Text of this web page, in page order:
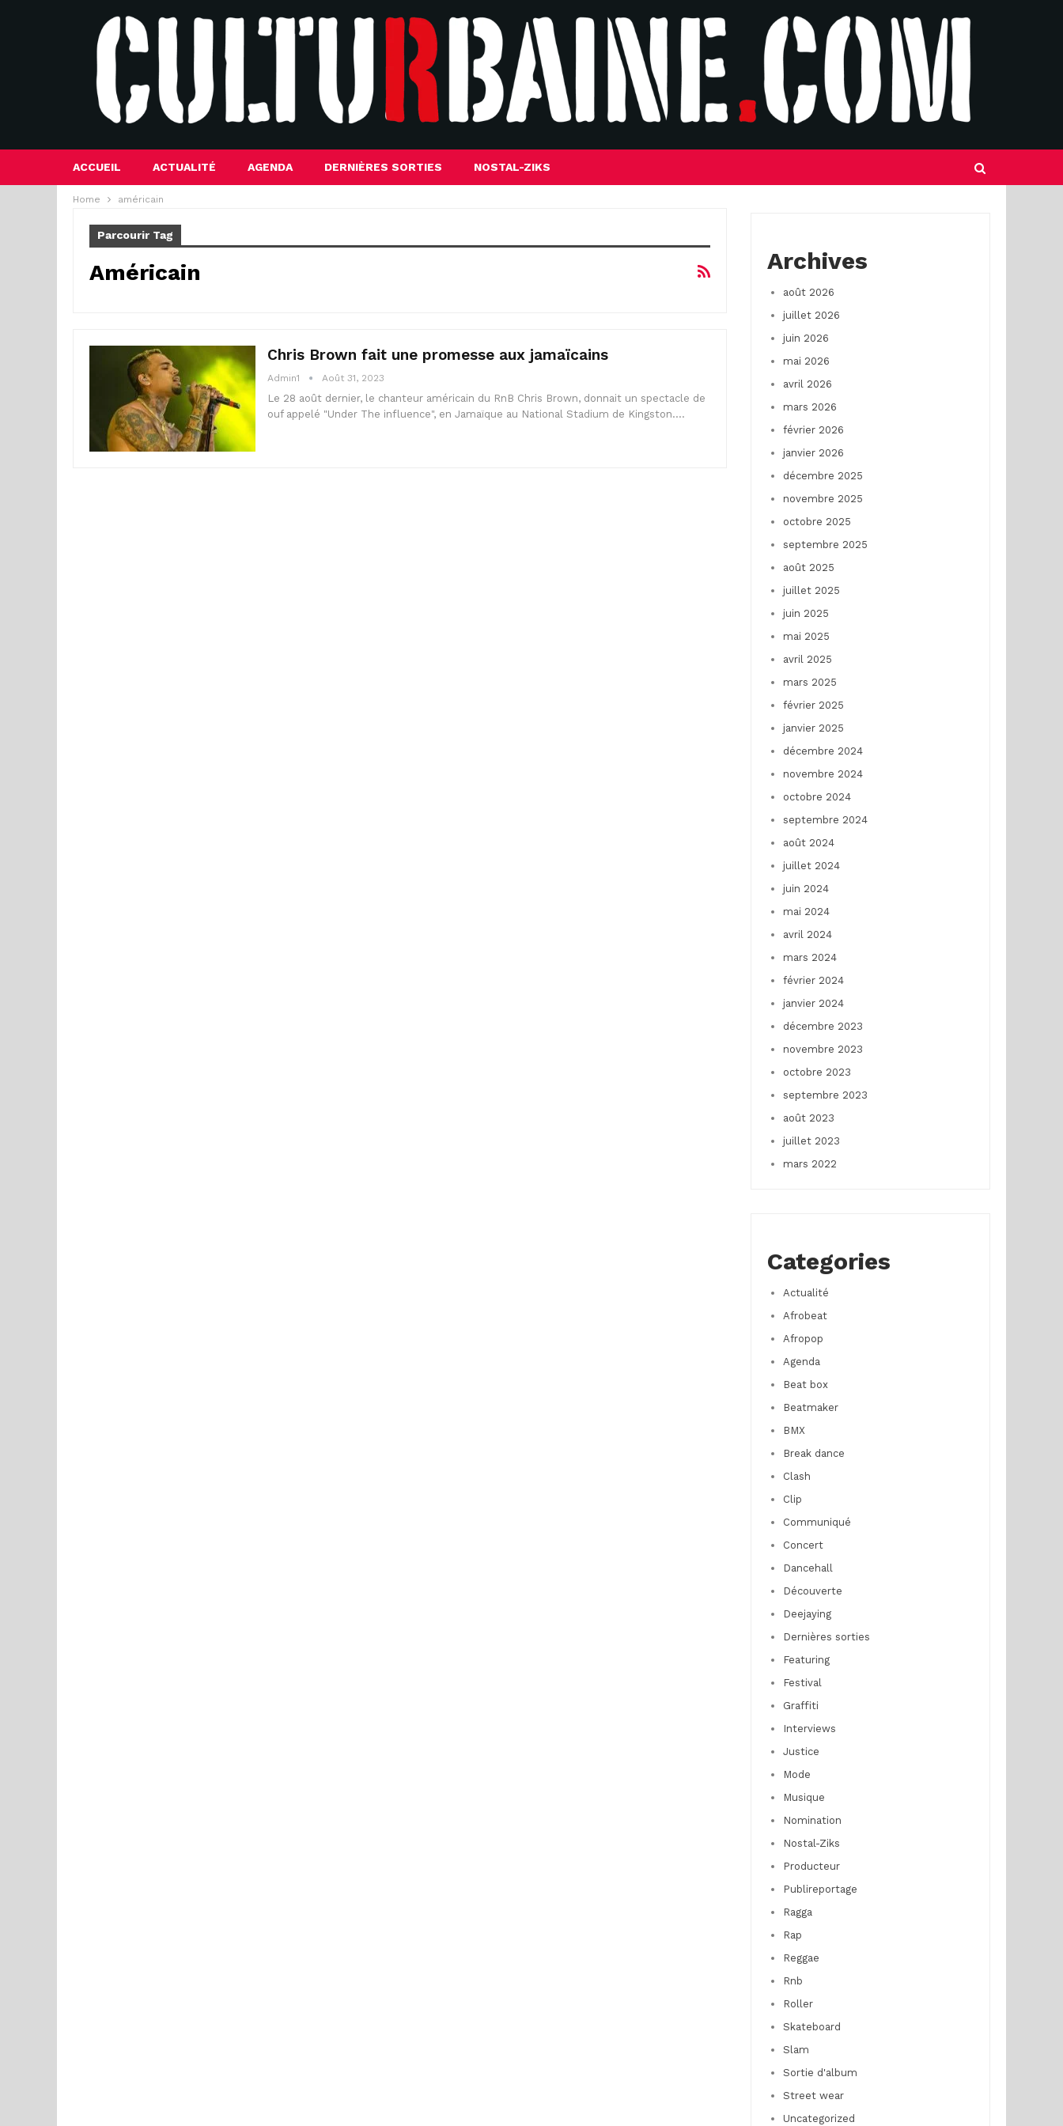
ACCUEIL ACTUALITÉ AGENDA DERNIÈRES SORTIES NOSTAL-ZIKS
Home américain
Parcourir Tag
Américain
Chris Brown fait une promesse aux jamaïcains
Admin1 Août 31, 2023
Le 28 août dernier, le chanteur américain du RnB Chris Brown, donnait un spectacle de
ouf appelé "Under The influence", en Jamaïque au National Stadium de Kingston.…
Archives
août 2026
juillet 2026
juin 2026
mai 2026
avril 2026
mars 2026
février 2026
janvier 2026
décembre 2025
novembre 2025
octobre 2025
septembre 2025
août 2025
juillet 2025
juin 2025
mai 2025
avril 2025
mars 2025
février 2025
janvier 2025
décembre 2024
novembre 2024
octobre 2024
septembre 2024
août 2024
juillet 2024
juin 2024
mai 2024
avril 2024
mars 2024
février 2024
janvier 2024
décembre 2023
novembre 2023
octobre 2023
septembre 2023
août 2023
juillet 2023
mars 2022
Categories
Actualité
Afrobeat
Afropop
Agenda
Beat box
Beatmaker
BMX
Break dance
Clash
Clip
Communiqué
Concert
Dancehall
Découverte
Deejaying
Dernières sorties
Featuring
Festival
Graffiti
Interviews
Justice
Mode
Musique
Nomination
Nostal-Ziks
Producteur
Publireportage
Ragga
Rap
Reggae
Rnb
Roller
Skateboard
Slam
Sortie d'album
Street wear
Uncategorized